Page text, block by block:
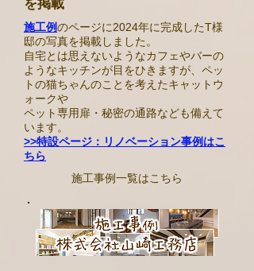
施工例のページに2024年に完成したT様
邸の写真を掲載しました。
自宅とは思えないようなカフェやバーの
ようなキッチンが目をひきますが、ペッ
トの猫ちゃんのことを考えたキャットウ
ォークや
ペット専用扉・秘密の通路なども備えて
います。
>>特設ページ：リノベーション事例はこ
ちら
施工事例一覧はこちら